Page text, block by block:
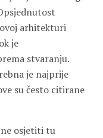
arhitekturi
je
stvaranju.
je najprije
su često citirane
ne osjetiti tu